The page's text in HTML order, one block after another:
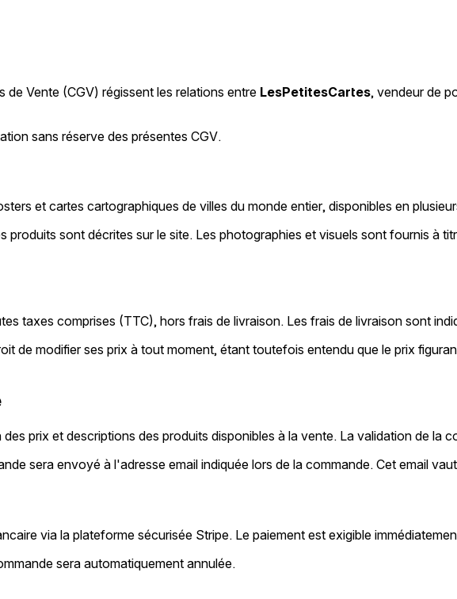
de Vente (CGV) régissent les relations entre LesPetitesCartes, vendeur de
sans réserve des présentes CGV.
et cartes cartographiques de villes du monde entier, disponibles en
produits sont décrites sur le site. Les photographies et visuels sont fournis à
taxes comprises (TTC), hors frais de livraison. Les frais de livraison sont
de modifier ses prix à tout moment, étant toutefois entendu que le prix
prix et descriptions des produits disponibles à la vente. La validation de la
sera envoyé à l'adresse email indiquée lors de la commande. Cet email
via la plateforme sécurisée Stripe. Le paiement est exigible
sera automatiquement annulée.